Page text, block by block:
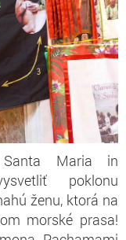
Maria in
poklonu
ženu, ktorá na
morské prasa!